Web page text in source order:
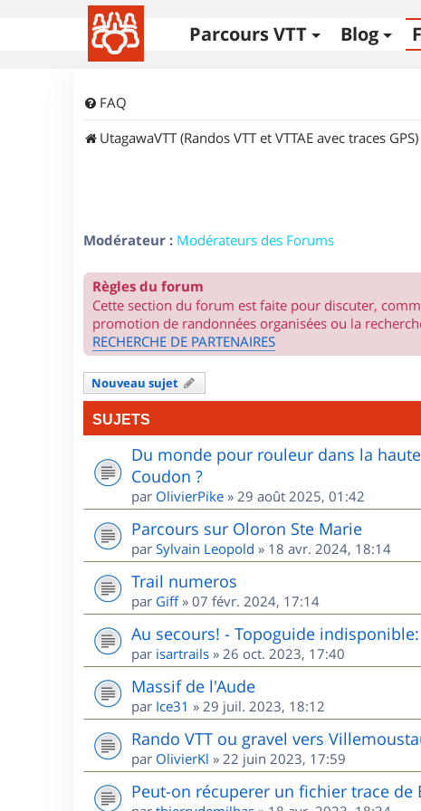
Parcours VTT Blog
FAQ
UtagawaVTT (Randos VTT et VTTAE avec traces GPS)
Modérateur : Modérateurs des Forums
Règles du forum
Cette section du forum est faite pour discuter,
promotion de randonnées organisées ou la
RECHERCHE DE PARTENAIRES
Nouveau sujet
SUJETS
Du monde pour rouleur dans la
Coudon ?
par OlivierPike » 29 août 2025, 01:42
Parcours sur Oloron Ste Marie
par Sylvain Leopold » 18 avr. 2024, 18:14
Trail numeros
par Giff» 07 févr. 2024, 17:14
Au secours! - Topoguide
par isartrails » 26 oct. 2023, 17:40
Massif de l'Aude
par Ice31 » 29 juil. 2023, 18:12
Rando VTT ou gravel vers
par OlivierKl » 22 juin 2023, 17:59
Peut-on récuperer un fichier trace de